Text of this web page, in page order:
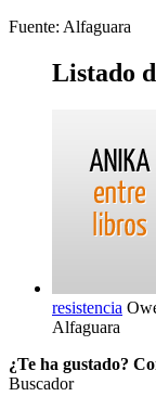
Fuente: Alfaguara
Listado
resistencia
Alfaguara
¿Te ha gustado?
Buscador